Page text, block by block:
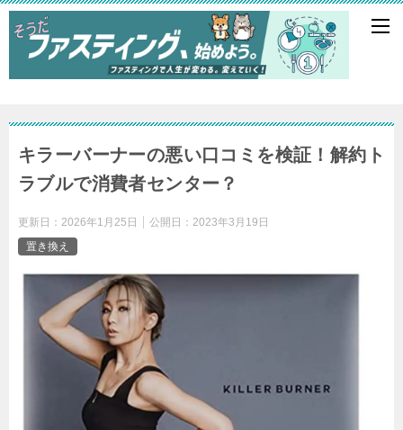
キラーバーナーの悪い口コミを検証！解約ト
ラブルで消費者センター？
更新日： 2026年1月25日 公開日： 2023年3月19日
置き換え